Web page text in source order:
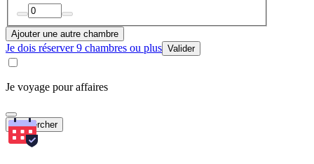
Ajouter une autre chambre
Je dois réserver 9 chambres ou plus Valider
Je voyage pour affaires
Rechercher